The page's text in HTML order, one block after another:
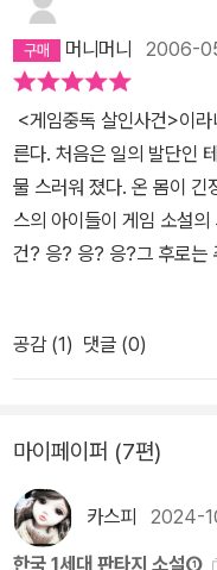
머니머니 2006-
<게임중독 살인사건>이
른다. 처음은 일의 발단인
물 스러워 졌다. 온 몸이 긴
스의 아이들이 게임 소설
건? 응? 응? 응?그 후로는
보로미어 씨는 그 사건과
긴장감이 사라지기도 전에
용한 모의 고사 시간, 혼자
잘 가지 않아 마지막으로
한창 뜰때는 거의 그것만
정이 다 일반적이다. 정말
다는 생각이 들었다. 별로
공감 (1) 댓글 (0)
마이페이퍼 (7편)
카스피 2024-
한국 1세대 판타지 소설①